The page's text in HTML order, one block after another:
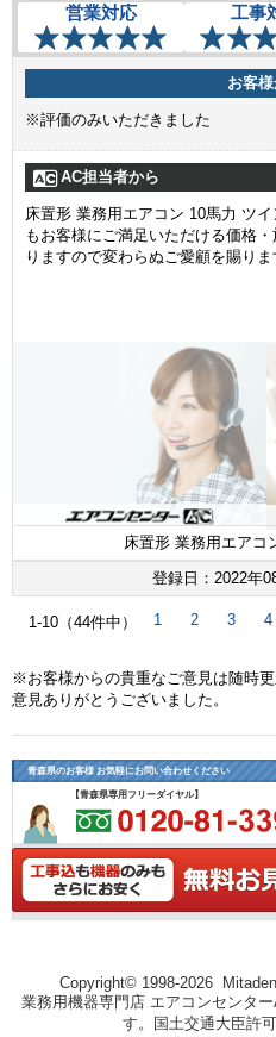
営業対応 工事
お客
※評価のみいただきました
AC担当者から
床置形 業務用エアコン 10馬力 ツ
もお客様にご満足いただける価格
りますので変わらぬご愛顧を賜り
床置形 業務用エアコ
登録日：2022年
1-10（44件中） 1 2 3 4
※お客様からの貴重なご意見は随時
意見ありがとうございました。
青森県のお客様 お気軽にお問い合わせください
【青森県専用フリーダイヤル】
Copyright© 1998-2026
業務用機器専門店 エアコンセンタ
す。国土交通大臣許